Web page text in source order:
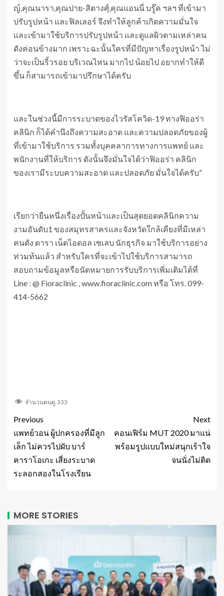
ญ์,คุณนารา,คุณปาย-สิตางศุ์,คุณแอนนี่ บรู๊ค ฯลฯ ที่เข้ามา
ปรับรูปหน้า และฟิลเลอร์ จึงทำให้ลูกค้าเกิดความมั่นใจ
และเข้ามาใช้บริการปรับรูปหน้า และดูแลผิวตามเหล่าคน
ดังค่อนข้างมาก เพราะฉะนั้นใครที่มีปัญหาเรื่องรูปหน้า ไม่
ว่าจะเป็นริ้วรอย บริเวณไหน มากไป น้อยไป อยากทำให้ดี
ขึ้น ก็สามารถเข้ามาปรึกษาได้ครับ
และในช่วงนี้มีการระบาดของไวรัสโควิด-19 ทางฟิออร่า
คลินิก ก็ได้คำนึงถึงความสะอาด และความปลอดภัยของผู้
ที่เข้ามาใช้บริการ รวมทั้งบุคคลาการทางการแพทย์ และ
พนักงานที่ให้บริการ ดังนั้นจึงมั่นใจได้ว่าฟิออร่า คลินิก
ของเรามีระบบความสะอาด และปลอดภัย มั่นใจได้ครับ”
เรียกว่ายืนหนึ่งเรื่องปั้นหน้าและเป็นสุดยอดคลินิกความ
งามอันดับ1 ของสมุทรสาครและจังหวัดใกล้เคียงที่มีเหล่า
คนดัง ดารา เน็ตไอดอล เซเลบ นักธุรกิจ มาใช้บริการอย่าง
ท่วมท้นแล้ว สำหรับใครที่จะเข้าไปใช้บริการสามารถ
สอบถามข้อมูลหรือนัดหมายการรับบริการเพิ่มเติมได้ที่
Line : @ Fioraclinic , www.fioraclinic.com หรือ โทร. 099-
414-5662
จำนวนคนดู 333
Previous
แพทย์วอน ผู้ปกครองที่มีลูก
เล็ก ไม่ควรไปผับ บาร์
คาราโอเกะ เสี่ยงระบาด
ระลอกสองในโรงเรียน
Next
คอนเฟิร์ม MUT 2020 มาแน่
พร้อมรูปแบบใหม่สนุกเร้าใจ
จนนั่งไม่ติด
MORE STORIES